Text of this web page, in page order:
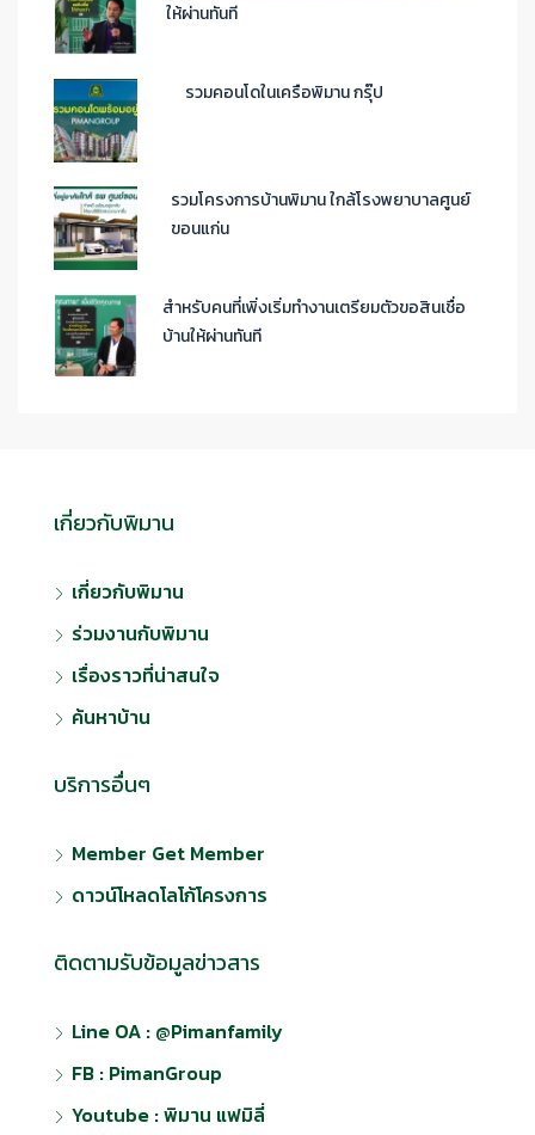
ให้ผ่านทันที
รวมคอนโดในเครือพิมาน กรุ๊ป
รวมโครงการบ้านพิมาน ใกล้โรงพยาบาลศูนย์
ขอนแก่น
สำหรับคนที่เพิ่งเริ่มทำงานเตรียมตัวขอสินเชื่อ
บ้านให้ผ่านทันที
เกี่ยวกับพิมาน
เกี่ยวกับพิมาน
ร่วมงานกับพิมาน
เรื่องราวที่น่าสนใจ
ค้นหาบ้าน
บริการอื่นๆ
Member Get Member
ดาวน์โหลดโลโก้โครงการ
ติดตามรับข้อมูลข่าวสาร
Line OA : @Pimanfamily
FB : PimanGroup
Youtube : พิมาน แฟมิลี่